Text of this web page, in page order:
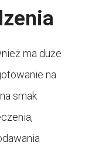
ma duże
na
smak